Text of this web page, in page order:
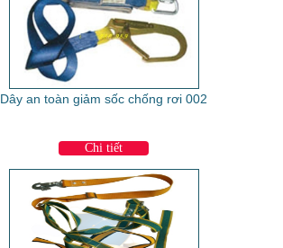
Dây an toàn giảm sốc chống rơi 002
Chi tiết